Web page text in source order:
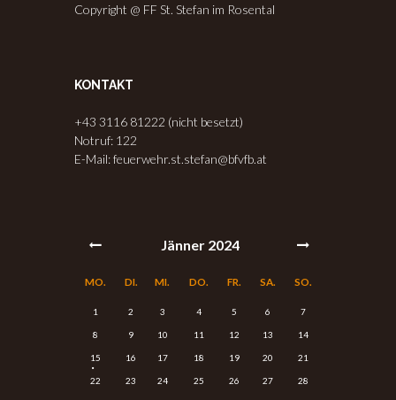
Copyright @ FF St. Stefan im Rosental
KONTAKT
+43 3116 81222 (nicht besetzt)
Notruf: 122
E-Mail: feuerwehr.st.stefan@bfvfb.at
Jänner 2024
MO. DI. MI. DO. FR. SA. SO.
1 2 3 4 5 6 7
8 9 10 11 12 13 14
15 16 17 18 19 20 21
22 23 24 25 26 27 28